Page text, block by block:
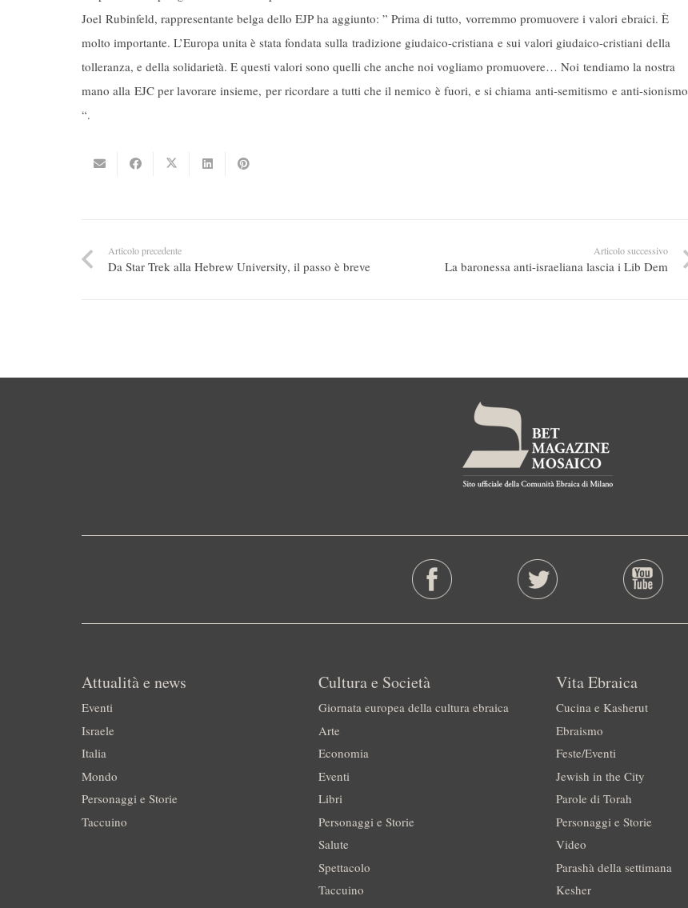
Joel Rubinfeld, rappresentante belga dello EJP ha aggiunto: ” Prima di tutto, vorremmo promuovere i valori ebraici. È
molto importante. L’Europa unita è stata fondata sulla tradizione giudaico-cristiana e sui valori giudaico-cristiani della
tolleranza, e della solidarietà. E questi valori sono quelli che anche noi vogliamo promuovere… Noi tendiamo la nostra
mano alla EJC per lavorare insieme, per ricordare a tutti che il nemico è fuori, e si chiama anti-semitismo e anti-sionismo
“.
Articolo precedente
Da Star Trek alla Hebrew University, il passo è breve
Articolo successivo
La baronessa anti-israeliana lascia i Lib Dem
Attualità e news
Eventi
Israele
Italia
Mondo
Personaggi e Storie
Taccuino
Cultura e Società
Giornata europea della cultura ebraica
Arte
Economia
Eventi
Libri
Personaggi e Storie
Salute
Spettacolo
Taccuino
Vita Ebraica
Cucina e Kasherut
Ebraismo
Feste/Eventi
Jewish in the City
Parole di Torah
Personaggi e Storie
Video
Parashà della settimana
Kesher